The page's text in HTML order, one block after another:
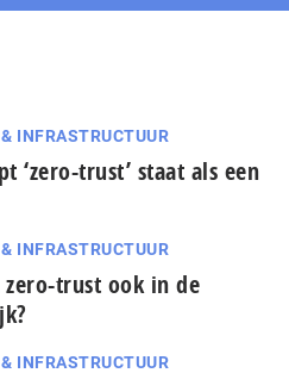
INFRASTRUCTUUR
‘zero-trust’ staat als een
INFRASTRUCTUUR
trust ook in de
INFRASTRUCTUUR